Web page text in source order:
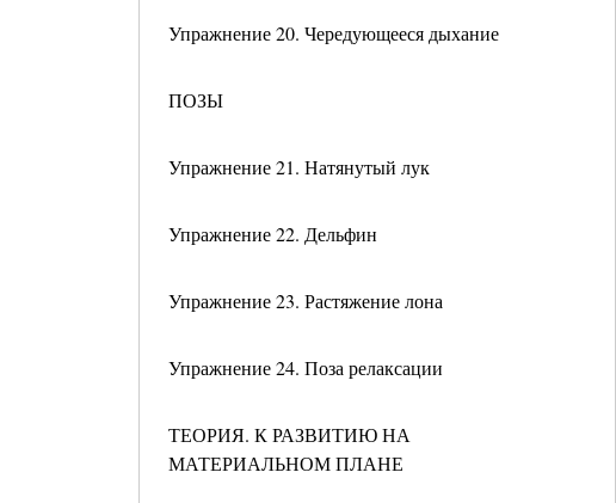
Упражнение 20. Чередующееся дыхание
ПОЗЫ
Упражнение 21. Натянутый лук
Упражнение 22. Дельфин
Упражнение 23. Растяжение лона
Упражнение 24. Поза релаксации
ТЕОРИЯ. К РАЗВИТИЮ НА
МАТЕРИАЛЬНОМ ПЛАНЕ